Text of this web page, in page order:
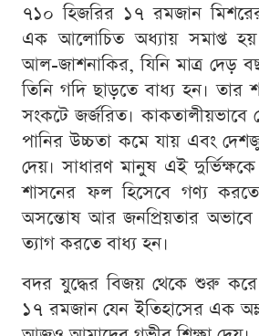
৭১০ হিজরির ১৭ রমজান
এক আলোচিত অধ্যায় সমাপ্ত
আল-জাশনাকির, যিনি মাত্র দেড়
তিনি গদি ছাড়তে বাধ্য হন। তার
সংকটে জর্জরিত।
পানির উচ্চতা কমে যায় এবং
দেয়। সাধারণ মানুষ এই
শাসনের ফল হিসেবে গণ্য
অসন্তোষ আর জনপ্রিয়তার অভাবে
ত্যাগ করতে বাধ্য হন।
বদর যুদ্ধের বিজয় থেকে শুরু করে
১৭ রমজান যেন ইতিহাসের এক